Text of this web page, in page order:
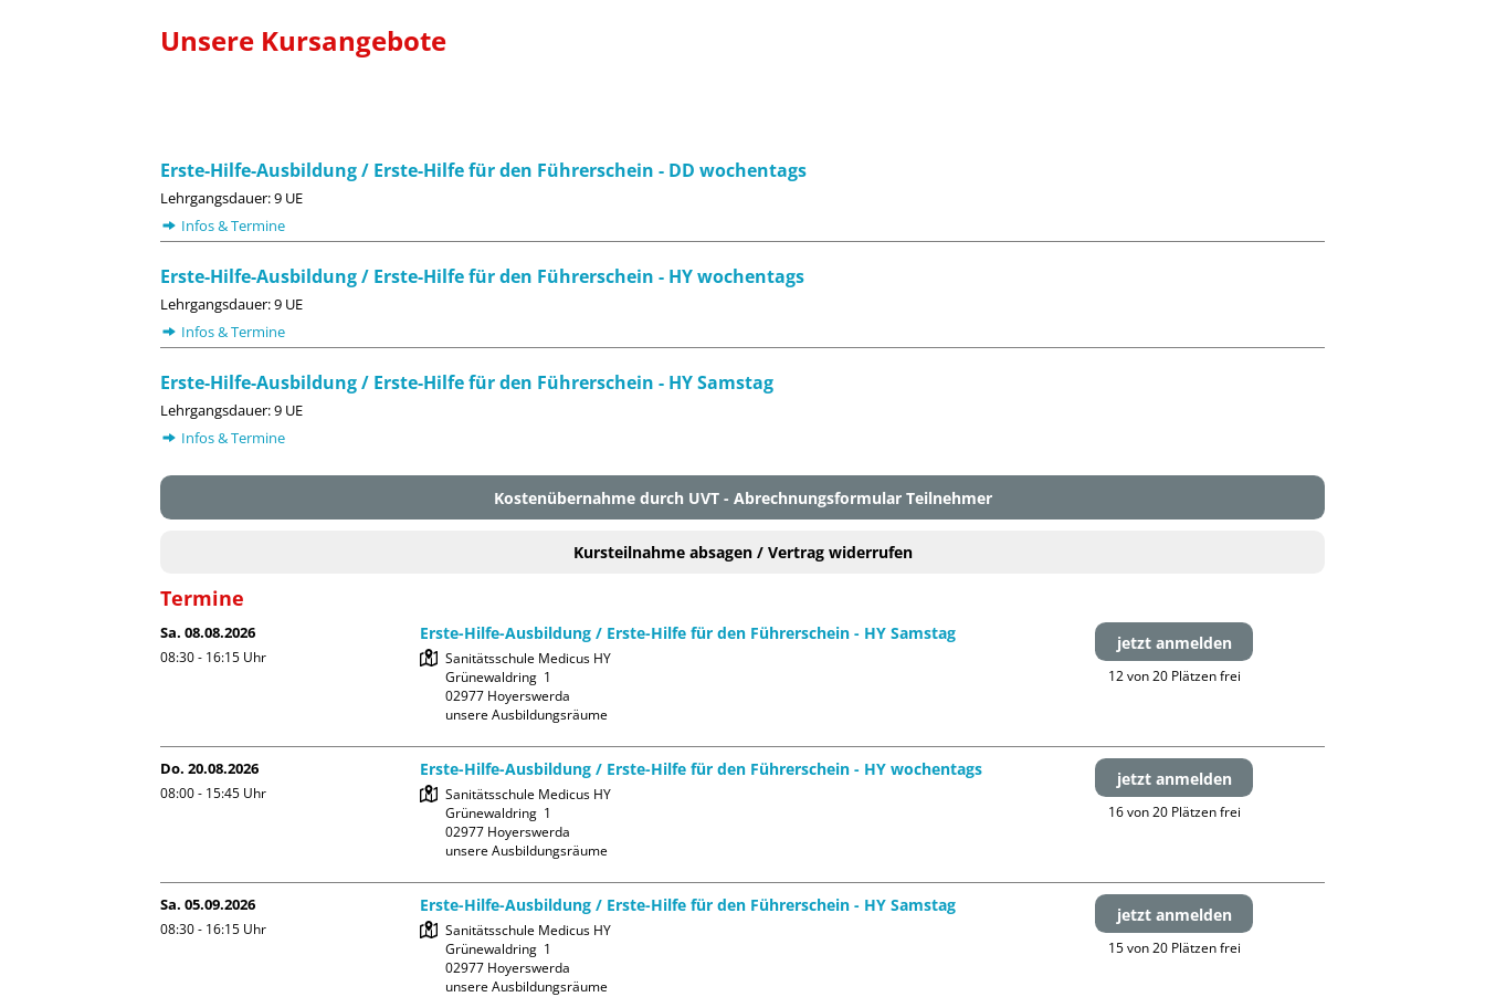
Unsere Kursangebote
Erste-Hilfe-Ausbildung / Erste-Hilfe für den Führerschein - DD wochentags
Lehrgangsdauer: 9 UE
Infos & Termine
Erste-Hilfe-Ausbildung / Erste-Hilfe für den Führerschein - HY wochentags
Lehrgangsdauer: 9 UE
Infos & Termine
Erste-Hilfe-Ausbildung / Erste-Hilfe für den Führerschein - HY Samstag
Lehrgangsdauer: 9 UE
Infos & Termine
Kostenübernahme durch UVT - Abrechnungsformular Teilnehmer
Kursteilnahme absagen / Vertrag widerrufen
Termine
Sa. 08.08.2026
08:30 - 16:15 Uhr
Erste-Hilfe-Ausbildung / Erste-Hilfe für den Führerschein - HY Samstag
Sanitätsschule Medicus HY
Grünewaldring  1
02977 Hoyerswerda
unsere Ausbildungsräume
jetzt anmelden
12 von 20 Plätzen frei
Do. 20.08.2026
08:00 - 15:45 Uhr
Erste-Hilfe-Ausbildung / Erste-Hilfe für den Führerschein - HY wochentags
Sanitätsschule Medicus HY
Grünewaldring  1
02977 Hoyerswerda
unsere Ausbildungsräume
jetzt anmelden
16 von 20 Plätzen frei
Sa. 05.09.2026
08:30 - 16:15 Uhr
Erste-Hilfe-Ausbildung / Erste-Hilfe für den Führerschein - HY Samstag
Sanitätsschule Medicus HY
Grünewaldring  1
02977 Hoyerswerda
unsere Ausbildungsräume
jetzt anmelden
15 von 20 Plätzen frei